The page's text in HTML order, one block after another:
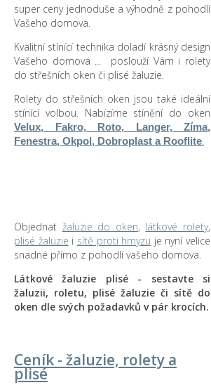
super ceny jednoduše a výhodně z pohodlí
Vašeho domova.
Kvalitní stínící technika doladí krásný design
Vašeho domova ... poslouží Vám i rolety
do střešních oken či plisé žaluzie.
Rolety do střešních oken jsou také ideální
stínící volbou. Nabízíme stínění do oken
Velux, Fakro, Roto, Langer, Zíma,
Fenestra, Okpol, Dobroplast a Rooflite.
Objednat žaluzie do oken, látkové rolety,
plisé žaluzie i sítě proti hmyzu je nyní velice
snadné přímo z pohodlí vašeho domova.
Látkové žaluzie plisé - sestavte si
žaluzii, roletu, plisé žaluzie či sítě do
oken dle svých požadavků v pár krocích.
Ceník - žaluzie, rolety a
plisé